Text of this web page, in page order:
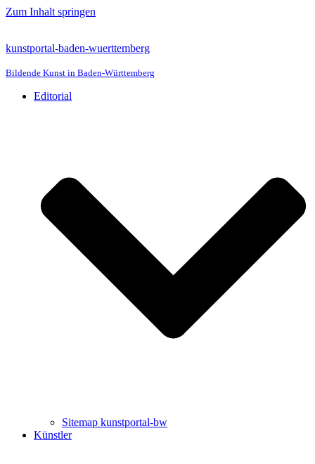
Zum Inhalt springen
kunstportal-baden-wuerttemberg
Bildende Kunst in Baden-Württemberg
Editorial
Sitemap kunstportal-bw
Künstler